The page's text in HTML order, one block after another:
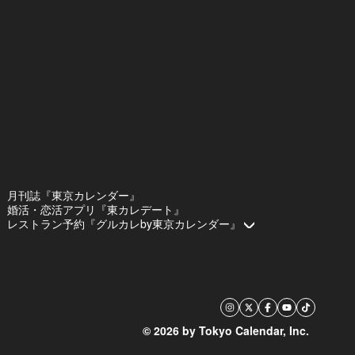
月刊誌『東京カレンダー』
婚活・恋活アプリ『東カレデート』
レストラン予約『グルカレby東京カレンダー』
© 2026 by Tokyo Calendar, Inc.